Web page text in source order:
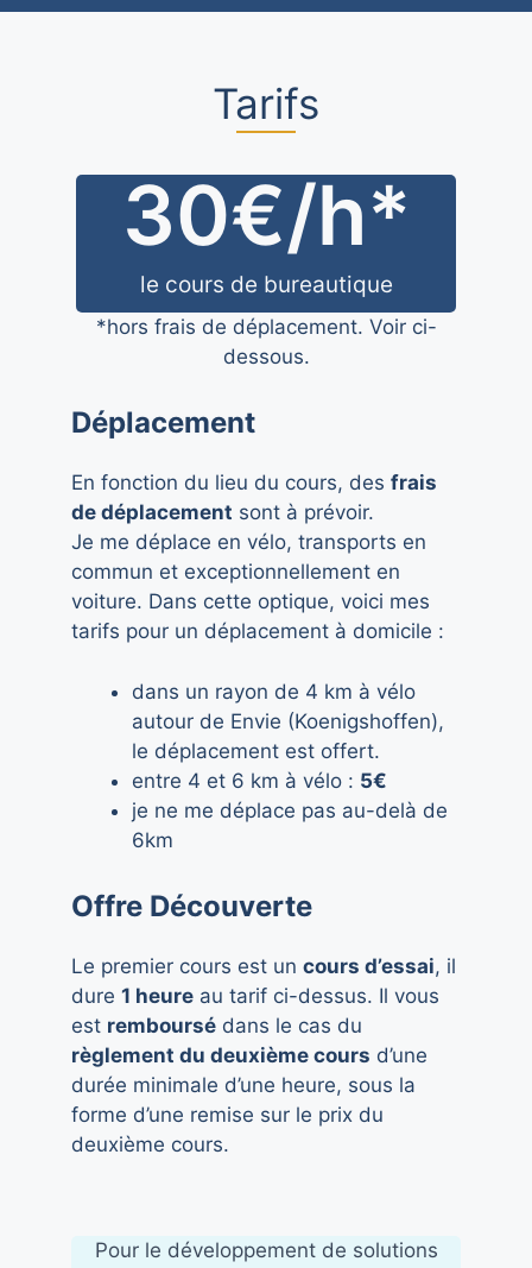
Tarifs
le cours de bureautique
30€/h*
*hors frais de déplacement. Voir ci-
dessous.
Déplacement
En fonction du lieu du cours, des frais
de déplacement sont à prévoir.
Je me déplace en vélo, transports en
commun et exceptionnellement en
voiture. Dans cette optique, voici mes
tarifs pour un déplacement à domicile :
dans un rayon de 4 km à vélo
autour de Envie (Koenigshoffen),
le déplacement est offert.
entre 4 et 6 km à vélo : 5€
je ne me déplace pas au-delà de
6km
Offre Découverte
Le premier cours est un cours d’essai, il
dure 1 heure au tarif ci-dessus. Il vous
est remboursé dans le cas du
règlement du deuxième cours d’une
durée minimale d’une heure, sous la
forme d’une remise sur le prix du
deuxième cours.
Pour le développement de solutions